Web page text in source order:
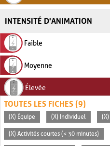
INTENSITÉ D'ANIMATION
Faible
Moyenne
Élevée
TOUTES LES FICHES (9)
(X) Équipe (X) Individuel
(X) Activités courtes (< 30 minutes)